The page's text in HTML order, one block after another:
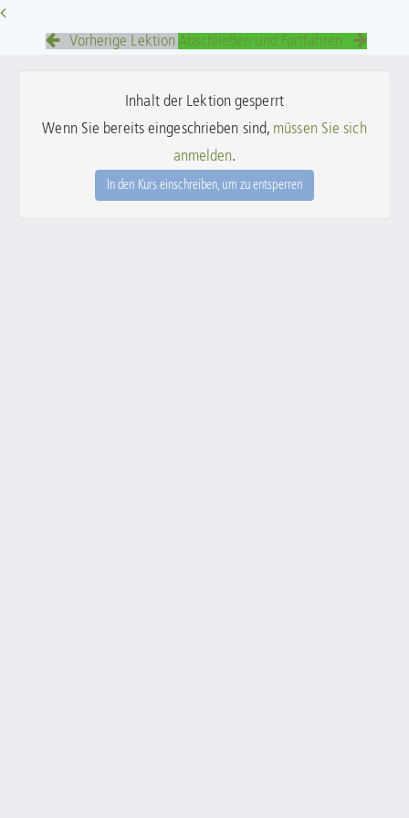
Vorherige Lektion Abschließen und Fortfahren
Inhalt der Lektion gesperrt
Wenn Sie bereits eingeschrieben sind, müssen Sie sich
anmelden.
In den Kurs einschreiben, um zu entsperren